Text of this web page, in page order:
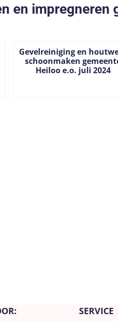
en impregneren
Gevelreiniging en
schoonmaken
Heiloo e.o. juli 2024
SERVICE